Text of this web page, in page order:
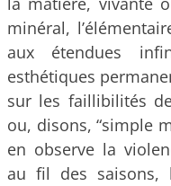
minéral,
aux étendues
esthétiques
sur les faillibilités
ou, disons, “simple
en observe la
au fil des saisons,